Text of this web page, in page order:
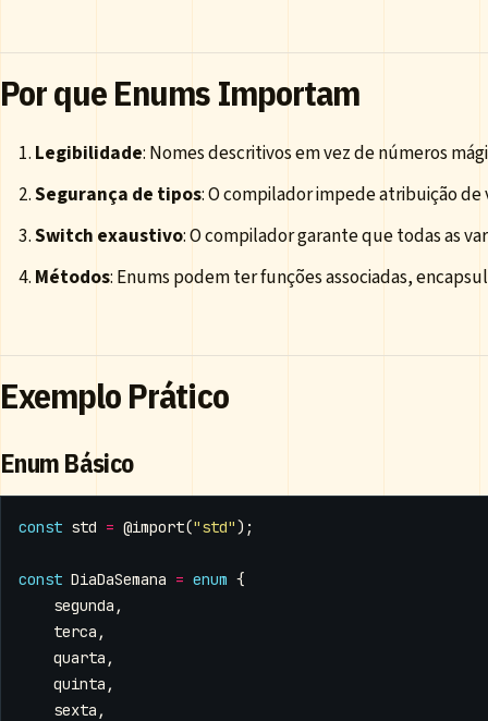
Por que Enums Importam
Legibilidade: Nomes descritivos em vez de números
Segurança de tipos: O compilador impede atribuição de
Switch exaustivo: O compilador garante que todas as
Métodos: Enums podem ter funções associadas,
Exemplo Prático
Enum Básico
const std = @import("std");
const DiaDaSemana = enum {
segunda ,
terca ,
quarta ,
quinta ,
sexta ,